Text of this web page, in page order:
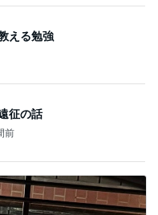
える勉強
征の話
前